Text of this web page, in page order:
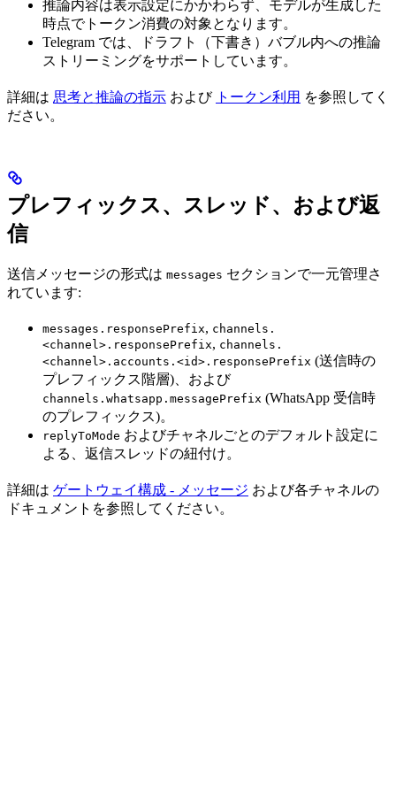
推論内容は表示設定にかかわらず、モデルが生成した
時点でトークン消費の対象となります。
Telegram では、ドラフト（下書き）バブル内への推論
ストリーミングをサポートしています。
詳細は 思考と推論の指示 および トークン利用 を参照してく
ださい。
プレフィックス、スレッド、および返
信
送信メッセージの形式は messages セクションで一元管理さ
れています:
messages.responsePrefix, channels.
<channel>.responsePrefix, channels.
<channel>.accounts.<id>.responsePrefix (送信時の
プレフィックス階層)、および
channels.whatsapp.messagePrefix (WhatsApp 受信時
のプレフィックス)。
replyToMode およびチャネルごとのデフォルト設定に
よる、返信スレッドの紐付け。
詳細は ゲートウェイ構成 - メッセージ および各チャネルの
ドキュメントを参照してください。